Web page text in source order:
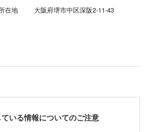
在地 大阪府堺市中区深阪2-11-43
いる情報についてのご注意